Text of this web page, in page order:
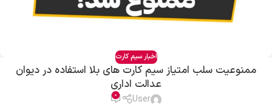
اخبار سیم کارت
ممنوعیت سلب امتیاز سیم کارت های بلا استفاده در دیوان
عدالت اداری
User
0